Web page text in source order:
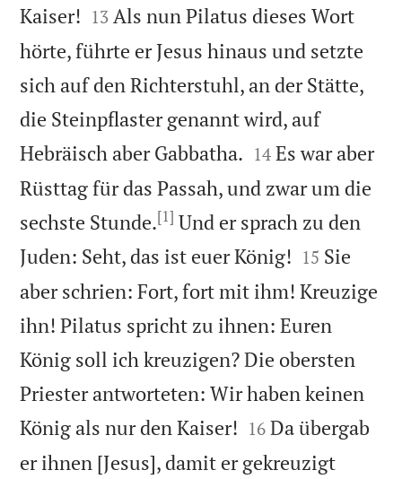
Kaiser! 

13 Als nun Pilatus dieses Wort
hörte, führte er Jesus hinaus und setzte
sich auf den Richterstuhl, an der Stätte,
die Steinpflaster genannt wird, auf
Hebräisch aber Gabbatha. 

14 Es war aber
Rüsttag für das Passah, und zwar um die
sechste Stunde.[1] Und er sprach zu den
Juden: Seht, das ist euer König! 

15 Sie
aber schrien: Fort, fort mit ihm! Kreuzige
ihn! Pilatus spricht zu ihnen: Euren
König soll ich kreuzigen? Die obersten
Priester antworteten: Wir haben keinen
König als nur den Kaiser! 

16 Da übergab
er ihnen [Jesus], damit er gekreuzigt